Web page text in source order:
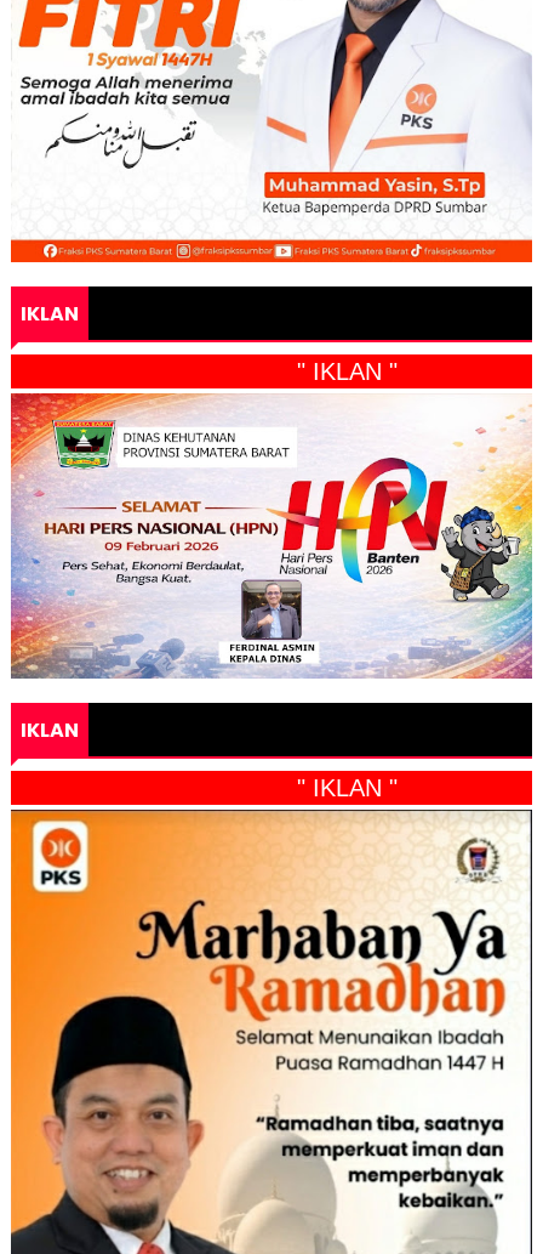
IKLAN
" IKLAN "
IKLAN
" IKLAN "